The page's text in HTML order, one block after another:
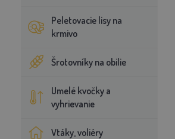
Peletovacie lisy na
krmivo
Šrotovníky na obilie
Umelé kvočky a
vyhrievanie
Vtáky, voliéry